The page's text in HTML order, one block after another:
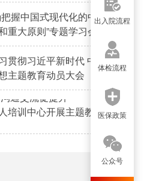
出入院流程
体检流程
医保政策
公众号
握中国式现代化的中国
大原则”专题学习会
贯彻习近平新时代 中国
主题教育动员大会
通交流促提升 —— 我
培训中心开展主题教育